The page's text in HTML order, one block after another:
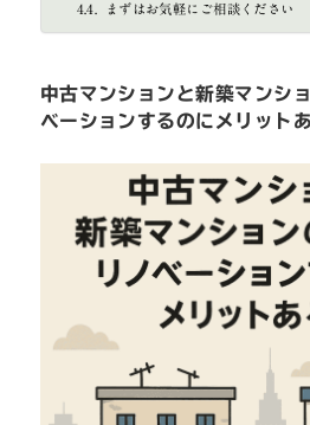
まずはお気軽にご相談ください
中古マンションと新築マンシ
ベーションするのにメリット